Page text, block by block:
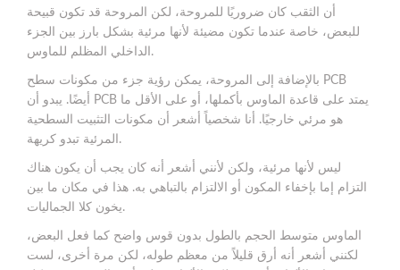
أن الثقب كان ضروريًا للمروحة، لكن المروحة قد تكون قبيحة
للبعض، خاصة عندما تكون مضيئة لأنها مرئية بشكل بارز بين الجزء
الداخلي المظلم للماوس.
بالإضافة إلى المروحة، يمكن رؤية جزء من مكونات سطح PCB
أيضًا. يبدو أن PCB يمتد على قاعدة الماوس بأكملها، أو على الأقل ما
هو مرئي خارجيًا. أنا شخصياً أشعر أن مكونات التثبيت السطحية
المرئية تبدو كريهة.
ليس لأنها مرئية، ولكن لأنني أشعر أنه كان يجب أن يكون هناك
التزام إما بإخفاء المكون أو الالتزام بالتباهي به. هذا في مكان ما بين
يخون كلا الجماليات.
الماوس متوسط ​​الحجم بالطول بدون قوس واضح كما فعل البعض،
لكنني أشعر أنه أرق قليلاً من معظم طوله، لكن مرة أخرى، لست